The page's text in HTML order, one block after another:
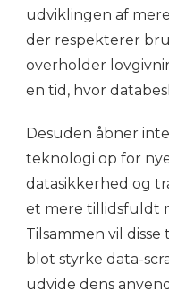
udviklingen af
der respekterer
overholder
en tid, hvor
Desuden åbner
teknologi op for
datasikkerhed og
et mere tillidsfuldt
Tilsammen vil
blot styrke data-
udvide dens